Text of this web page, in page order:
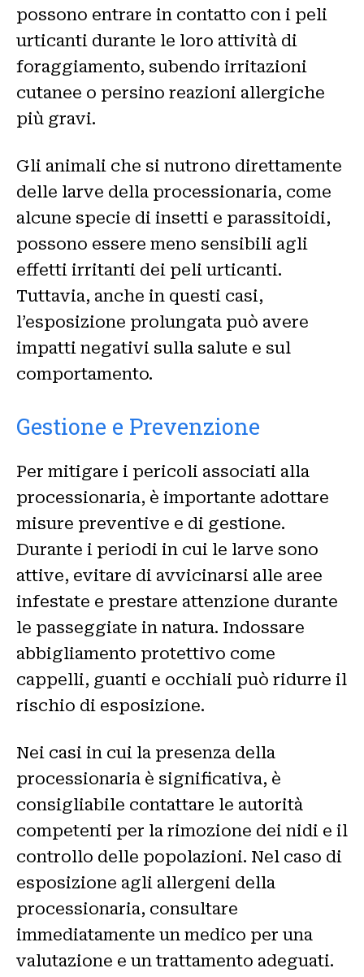
possono entrare in contatto con i peli
urticanti durante le loro attività di
foraggiamento, subendo irritazioni
cutanee o persino reazioni allergiche
più gravi.
Gli animali che si nutrono direttamente
delle larve della processionaria, come
alcune specie di insetti e parassitoidi,
possono essere meno sensibili agli
effetti irritanti dei peli urticanti.
Tuttavia, anche in questi casi,
l’esposizione prolungata può avere
impatti negativi sulla salute e sul
comportamento.
Gestione e Prevenzione
Per mitigare i pericoli associati alla
processionaria, è importante adottare
misure preventive e di gestione.
Durante i periodi in cui le larve sono
attive, evitare di avvicinarsi alle aree
infestate e prestare attenzione durante
le passeggiate in natura. Indossare
abbigliamento protettivo come
cappelli, guanti e occhiali può ridurre il
rischio di esposizione.
Nei casi in cui la presenza della
processionaria è significativa, è
consigliabile contattare le autorità
competenti per la rimozione dei nidi e il
controllo delle popolazioni. Nel caso di
esposizione agli allergeni della
processionaria, consultare
immediatamente un medico per una
valutazione e un trattamento adeguati.